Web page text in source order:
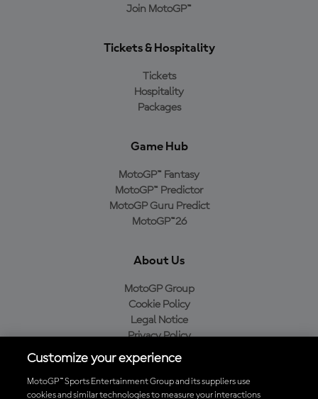
Join MotoGP™
Tickets & Hospitality
Tickets
Hospitality
Packages
Game Hub
MotoGP™ Fantasy
MotoGP™ Predictor
MotoGP Guru Predict
MotoGP™26
About Us
MotoGP Group
Cookie Policy
Legal Notice
Privacy Policy
Purchase Policy
Customize your experience
MotoGP™ Sports Entertainment Group and its suppliers use
cookies and similar technologies to measure your interactions